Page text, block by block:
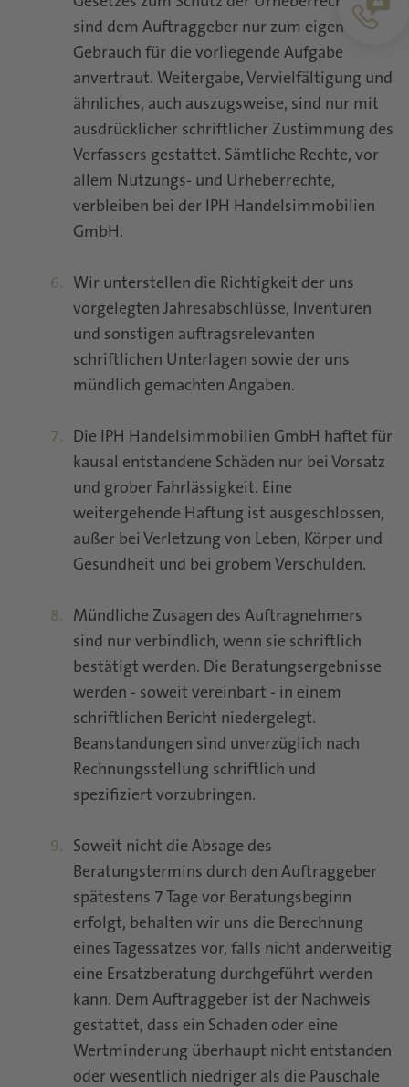
sind dem Auftraggeber nur zum eigenen
Gebrauch für die vorliegende Aufgabe
anvertraut. Weitergabe, Vervielfältigung und
ähnliches, auch auszugsweise, sind nur mit
ausdrücklicher schriftlicher Zustimmung des
Verfassers gestattet. Sämtliche Rechte, vor
allem Nutzungs- und Urheberrechte,
verbleiben bei der IPH Handelsimmobilien
GmbH.
Wir unterstellen die Richtigkeit der uns
vorgelegten Jahresabschlüsse, Inventuren
und sonstigen auftragsrelevanten
schriftlichen Unterlagen sowie der uns
mündlich gemachten Angaben.
Die IPH Handelsimmobilien GmbH haftet für
kausal entstandene Schäden nur bei Vorsatz
und grober Fahrlässigkeit. Eine
weitergehende Haftung ist ausgeschlossen,
außer bei Verletzung von Leben, Körper und
Gesundheit und bei grobem Verschulden.
Mündliche Zusagen des Auftragnehmers
sind nur verbindlich, wenn sie schriftlich
bestätigt werden. Die Beratungsergebnisse
werden - soweit vereinbart - in einem
schriftlichen Bericht niedergelegt.
Beanstandungen sind unverzüglich nach
Rechnungsstellung schriftlich und
spezifiziert vorzubringen.
Soweit nicht die Absage des
Beratungstermins durch den Auftraggeber
spätestens 7 Tage vor Beratungsbeginn
erfolgt, behalten wir uns die Berechnung
eines Tagessatzes vor, falls nicht anderweitig
eine Ersatzberatung durchgeführt werden
kann. Dem Auftraggeber ist der Nachweis
gestattet, dass ein Schaden oder eine
Wertminderung überhaupt nicht entstanden
oder wesentlich niedriger als die Pauschale